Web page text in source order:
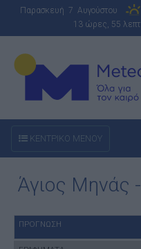
Παρασκευή 7 Αυγούστου
13 ώρες, 55
ΚΕΝΤΡΙΚΟ ΜΕΝΟΥ
Άγιος Μηνάς
ΠΡΟΓΝΩΣΗ